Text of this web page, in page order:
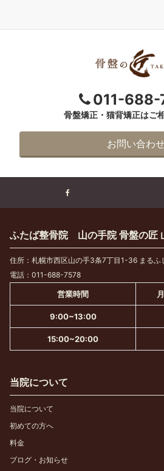
011-688-
骨盤矯正・猫背矯正はご
お問い合わ
ふたば整骨院 山の手院 骨盤の匠
住所：札幌市西区山の手3条7丁目1-36 まるふ
電話：011-688-7578
営業時間
9:00~13:00
15:00~20:00
当院について
当院について
初めての方へ
料金
ブログ・お知らせ